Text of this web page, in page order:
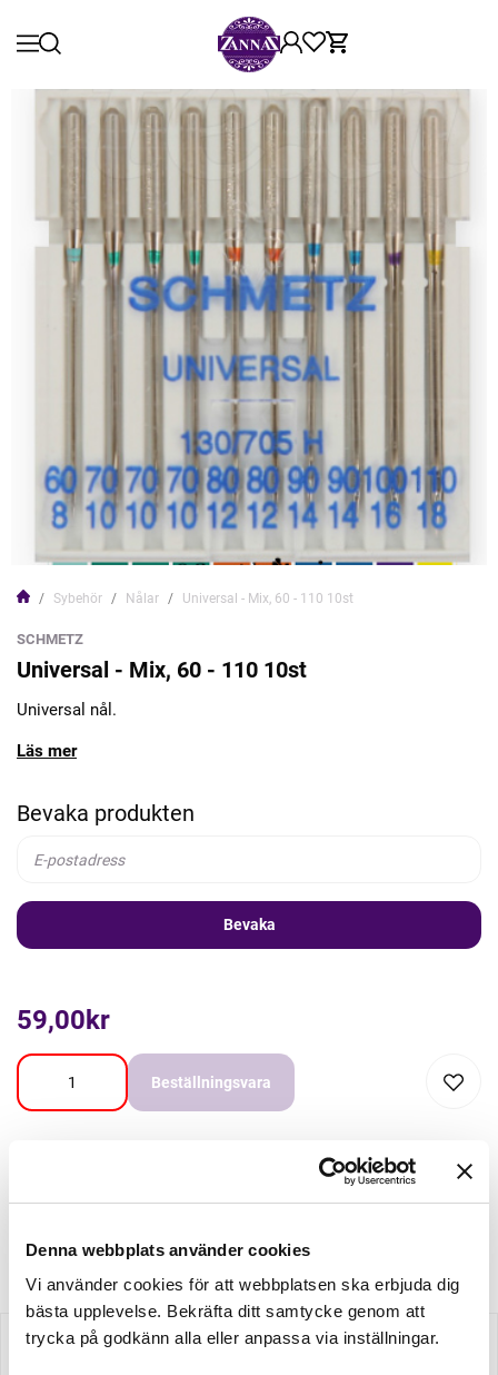
Denna webbplats använder cookies
Vi använder cookies för att webbplatsen ska erbjuda dig
bästa upplevelse. Bekräfta ditt samtycke genom att
trycka på godkänn alla eller anpassa via inställningar.
Sybehör Nålar Universal - Mix, 60 - 110 10st
SCHMETZ
Universal - Mix, 60 - 110 10st
Universal nål.
Läs mer
Bevaka produkten
Bevaka
59,00kr
Beställningsvara
Beskrivning